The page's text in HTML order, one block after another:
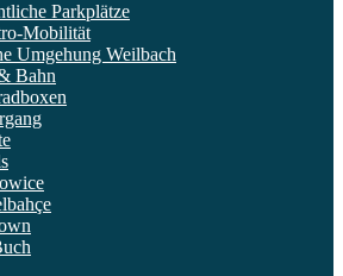
Parkplätze
Mobilität
Umgehung Weilbach
Bahn